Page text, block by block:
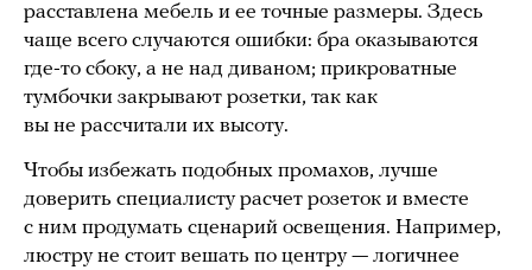
расставлена мебель и ее точные размеры. Здесь
чаще всего случаются ошибки: бра оказываются
где-то сбоку, а не над диваном; прикроватные
тумбочки закрывают розетки, так как
вы не рассчитали их высоту.
Чтобы избежать подобных промахов, лучше
доверить специалисту расчет розеток и вместе
с ним продумать сценарий освещения. Например,
люстру не стоит вешать по центру — логичнее